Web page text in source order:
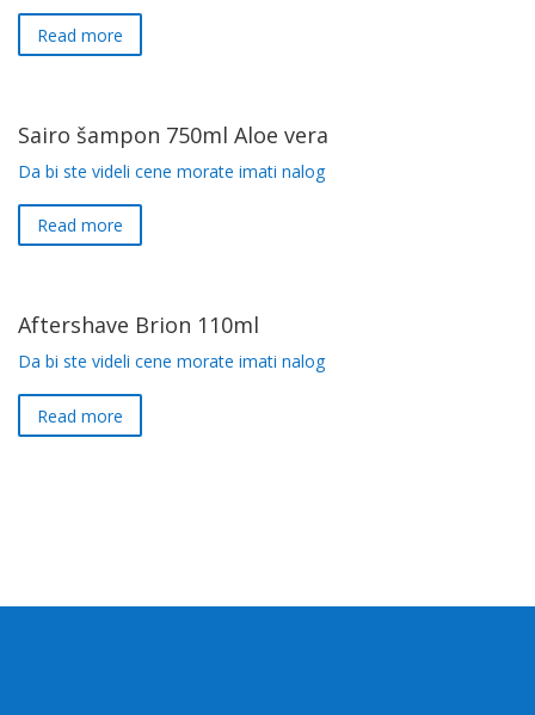
Read more
Sairo šampon 750ml Aloe vera
Da bi ste videli cene morate imati nalog
Read more
Aftershave Brion 110ml
Da bi ste videli cene morate imati nalog
Read more